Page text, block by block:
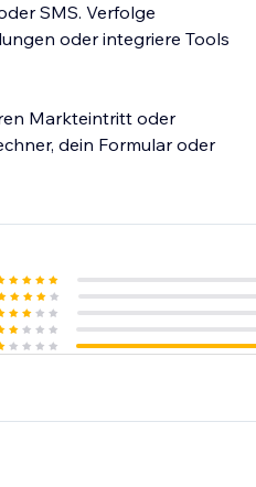
SMS. Verfolge
oder integriere Tools
Markteintritt oder
dein Formular oder